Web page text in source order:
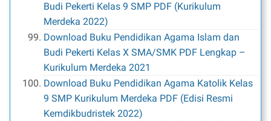
Budi Pekerti Kelas 9 SMP PDF (Kurikulum
Merdeka 2022)
Download Buku Pendidikan Agama Islam dan
Budi Pekerti Kelas X SMA/SMK PDF Lengkap –
Kurikulum Merdeka 2021
Download Buku Pendidikan Agama Katolik Kelas
9 SMP Kurikulum Merdeka PDF (Edisi Resmi
Kemdikbudristek 2022)